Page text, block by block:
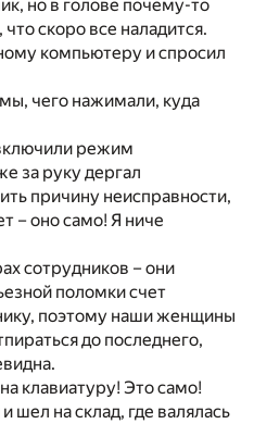
но в голове почему-то
скоро все наладится.
компьютеру и спросил
чего нажимали, куда
режим
за руку дергал
причину неисправности,
– оно само! Я ниче
сотрудников – они
поломки счет
поэтому наши женщины
до последнего,
клавиатуру! Это само!
шел на склад, где валялась